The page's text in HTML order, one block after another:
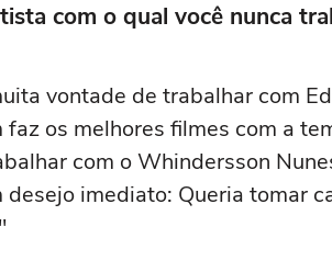
com o qual você nunca
vontade de trabalhar com
os melhores filmes com a
com o Whindersson
desejo imediato: Queria tomar